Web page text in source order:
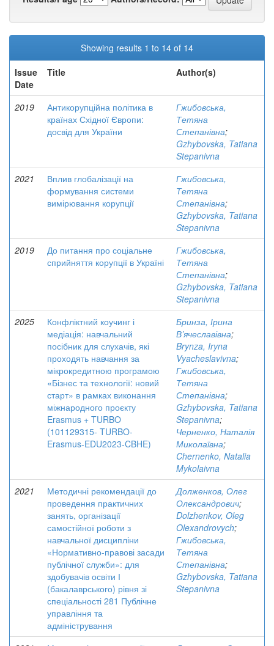
Showing results 1 to 14 of 14
Issue
Date
Title Author(s)
2019
Антикорупційна політика в
країнах Східної Європи:
досвід для України
Гжибовська,
Тетяна
Степанівна;
Gzhybovska, Tatiana
Stepanivna
2021
Вплив глобалізації на
формування системи
вимірювання корупції
Гжибовська,
Тетяна
Степанівна;
Gzhybovska, Tatiana
Stepanivna
2019
До питання про соціальне
сприйняття корупції в Україні
Гжибовська,
Тетяна
Степанівна;
Gzhybovska, Tatiana
Stepanivna
2025
Конфліктний коучинг і
медіація: навчальний
посібник для слухачів, які
проходять навчання за
мікрокредитною програмою
«Бізнес та технології: новий
старт» в рамках виконання
міжнародного проєкту
Erasmus + TURBO
(101129315- TURBO-
Erasmus-EDU2023-CBHE)
Бринза, Ірина
В’ячеславівна;
Brynza, Iryna
Vyacheslavivna;
Гжибовська,
Тетяна
Степанівна;
Gzhybovska, Tatiana
Stepanivna;
Черненко, Наталія
Миколаївна;
Chernenko, Natalia
Mykolaivna
2021
Методичні рекомендації до
проведення практичних
занять, організації
самостійної роботи з
навчальної дисципліни
«Нормативно-правові засади
публічної служби»: для
здобувачів освіти І
(бакалаврського) рівня зі
спеціальності 281 Публічне
управління та
адміністрування
Долженков, Олег
Олександрович;
Dolzhenkov, Oleg
Olexandrovych;
Гжибовська,
Тетяна
Степанівна;
Gzhybovska, Tatiana
Stepanivna